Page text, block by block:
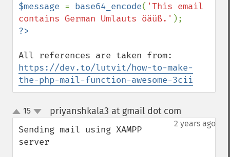
$message = base64_encode( 'This email
contains German Umlauts öäüß.'
https://dev.to/lutvit/how-to-make-
the-php-mail-function-awesome-3cii
up
down
15 priyanshkala3 at gmail dot com
2 years ago
Sending mail using XAMPP
server